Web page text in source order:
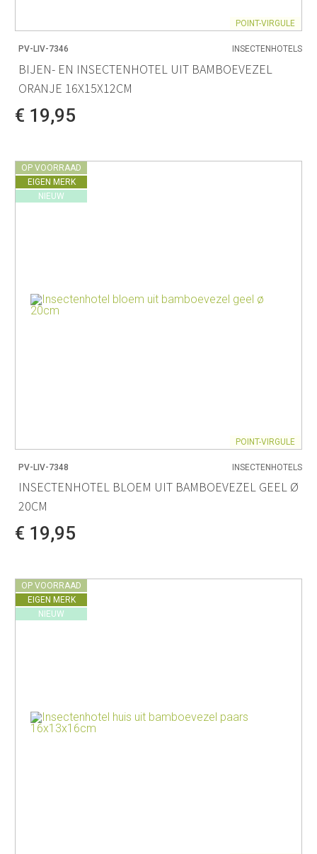
POINT-VIRGULE
PV-LIV-7346 INSECTENHOTELS
BIJEN- EN INSECTENHOTEL UIT BAMBOEVEZEL
ORANJE 16X15X12CM
€ 19,95
OP VOORRAAD
EIGEN MERK
NIEUW
POINT-VIRGULE
PV-LIV-7348 INSECTENHOTELS
INSECTENHOTEL BLOEM UIT BAMBOEVEZEL GEEL Ø
20CM
€ 19,95
OP VOORRAAD
EIGEN MERK
NIEUW